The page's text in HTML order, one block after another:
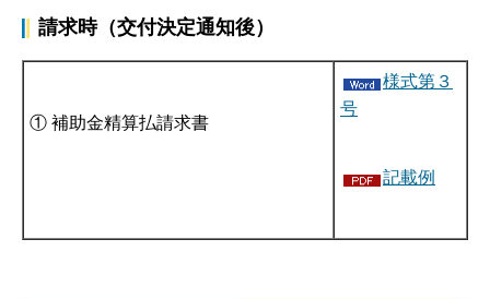
請求時（交付決定通知後）
① 補助金精算払請求書
様式第３
号
記載例